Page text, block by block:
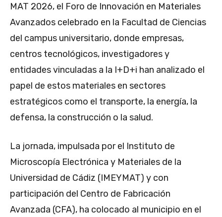
MAT 2026, el Foro de Innovación en Materiales
Avanzados celebrado en la Facultad de Ciencias
del campus universitario, donde empresas,
centros tecnológicos, investigadores y
entidades vinculadas a la I+D+i han analizado el
papel de estos materiales en sectores
estratégicos como el transporte, la energía, la
defensa, la construcción o la salud.
La jornada, impulsada por el Instituto de
Microscopía Electrónica y Materiales de la
Universidad de Cádiz (IMEYMAT) y con
participación del Centro de Fabricación
Avanzada (CFA), ha colocado al municipio en el